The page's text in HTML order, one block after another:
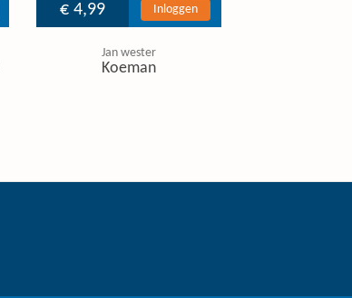
€ 4,99
Inloggen
Jan wester
Koeman